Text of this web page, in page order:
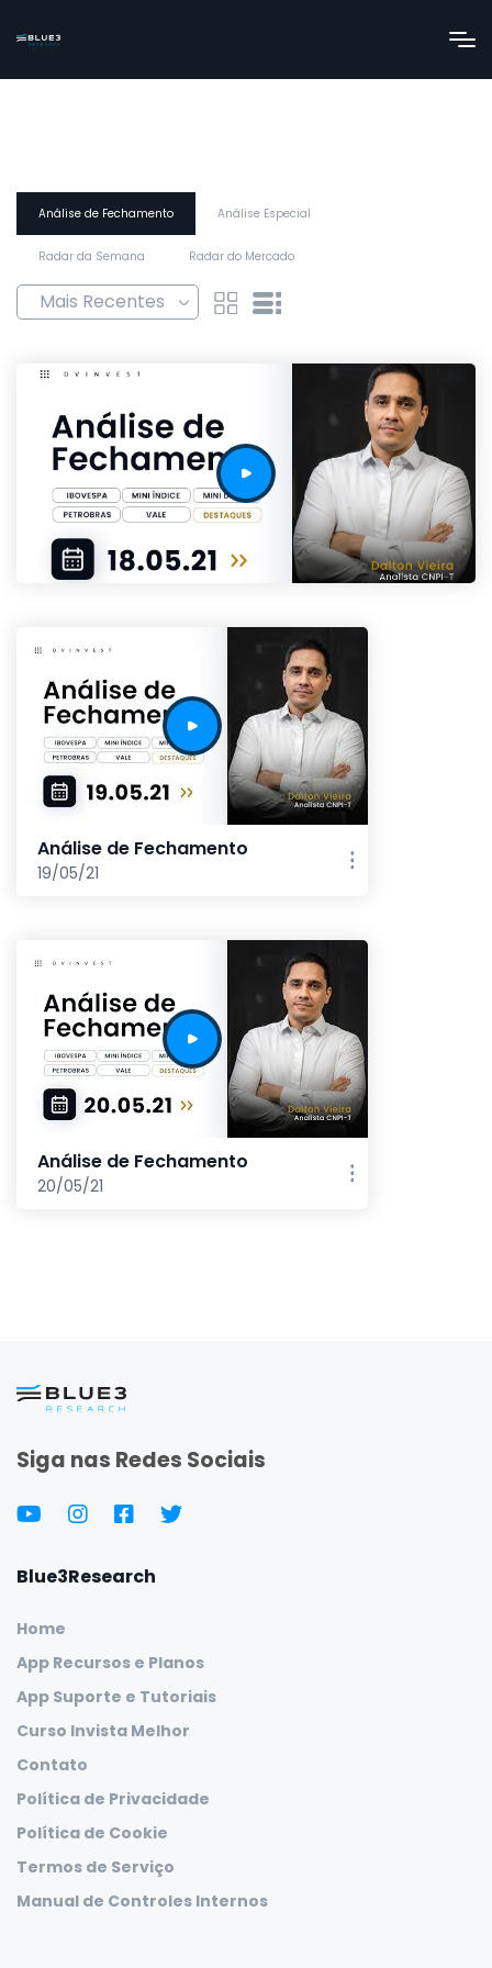
Análise de Fechamento Análise Especial
Radar da Semana Radar do Mercado
Análise de Fechamento
19/05/21
Análise de Fechamento
20/05/21
Siga nas Redes Sociais
Blue3Research
Home
App Recursos e Planos
App Suporte e Tutoriais
Curso Invista Melhor
Contato
Política de Privacidade
Política de Cookie
Termos de Serviço
Manual de Controles Internos